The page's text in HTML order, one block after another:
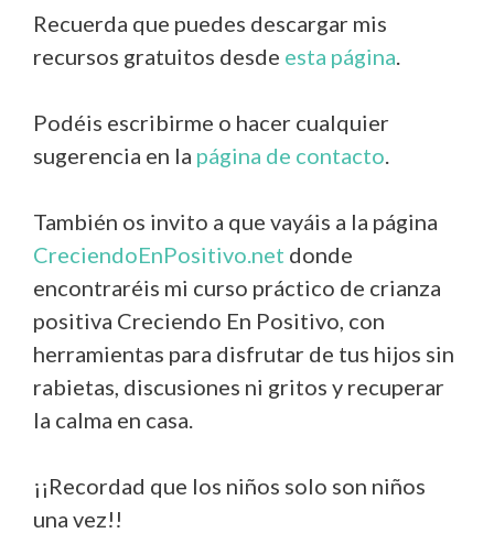
Recuerda que puedes descargar mis
recursos gratuitos desde esta página
Podéis escribirme o hacer cualquier
sugerencia en la página de contacto
También os invito a que vayáis a la página
CreciendoEnPositivo.net donde
encontraréis mi curso práctico de crianza
positiva Creciendo En Positivo, con
herramientas para disfrutar de tus hijos sin
rabietas, discusiones ni gritos y recuperar
la calma en casa.
¡¡Recordad que los niños solo son niños
una vez!!